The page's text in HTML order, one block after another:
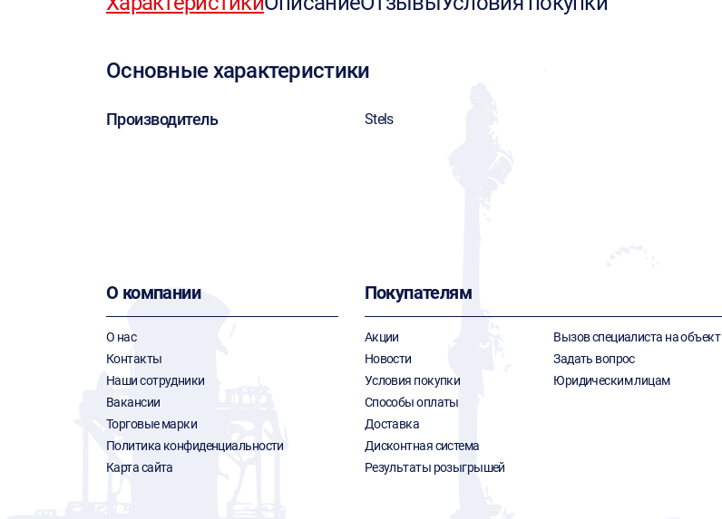
Основные характеристики
Производитель Stels
О компании
О нас
Контакты
Наши сотрудники
Вакансии
Торговые марки
Политика конфиденциальности
Карта сайта
Покупателям
Акции
Новости
Условия покупки
Способы оплаты
Доставка
Дисконтная система
Результаты розыгрышей
Вызов специалиста на объект
Задать вопрос
Юридическим лицам